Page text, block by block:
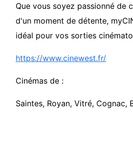
Que vous soyez passionné de
d'un moment de détente,
idéal pour vos sorties
https://www.cinewest.fr/
Cinémas de :
Saintes, Royan, Vitré, Cognac,